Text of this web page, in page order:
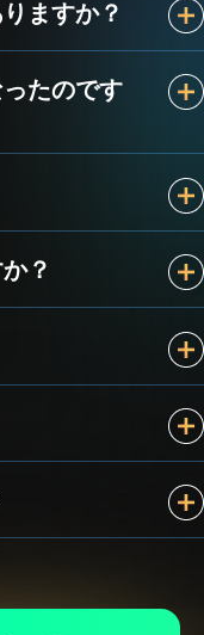
ますか？
たのです
？